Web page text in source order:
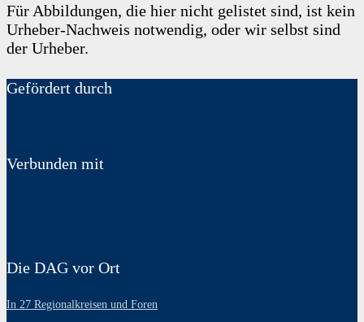
Für Abbildungen, die hier nicht gelistet sind, ist kein
Urheber-Nachweis notwendig, oder wir selbst sind
der Urheber.
Gefördert durch
Verbunden mit
Die DAG vor Ort
In 27 Regionalkreisen und Foren